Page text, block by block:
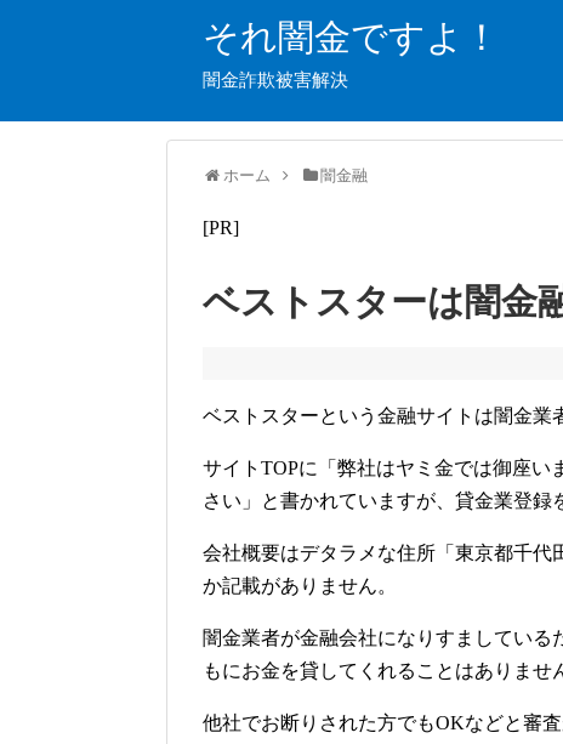
それ闇金ですよ！
闇金詐欺被害解決
ホーム 闇金融
[PR]
ベストスターは闇金
ベストスターという金融サイトは闇金業
サイトTOPに「弊社はヤミ金では御座
さい」と書かれていますが、貸金業登録
会社概要はデタラメな住所「東京都千代
か記載がありません。
闇金業者が金融会社になりすましている
もにお金を貸してくれることはありませ
他社でお断りされた方でもOKなどと審